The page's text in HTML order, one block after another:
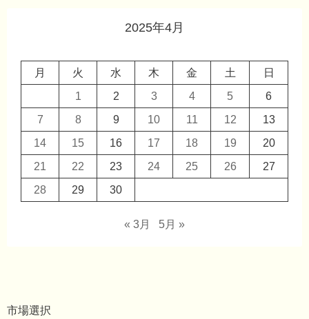
2025年4月
月 火 水 木 金 土
日
1
2 3 4 5
6
7
8 9 10 11 12
13
14
15 16 17 18 19
20
21
22 23 24 25 26
27
28
29 30
« 3月 5月 »
市場選択